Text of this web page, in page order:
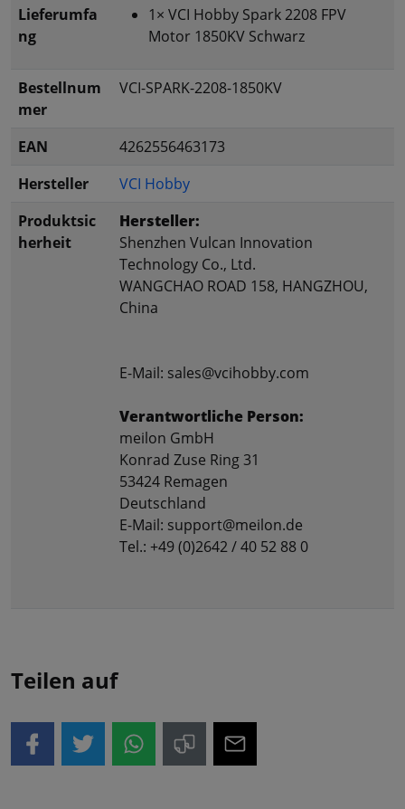
Lieferumfa
ng
1× VCI Hobby Spark 2208 FPV
Motor 1850KV Schwarz
Bestellnum
mer
VCI-SPARK-2208-1850KV
EAN
4262556463173
Hersteller
VCI Hobby
Produktsic
herheit
Hersteller:
Shenzhen Vulcan Innovation
Technology Co., Ltd.
WANGCHAO ROAD 158, HANGZHOU,
China
E-Mail: sales@vcihobby.com
Verantwortliche Person:
meilon GmbH
Konrad Zuse Ring 31
53424 Remagen
Deutschland
E-Mail: support@meilon.de
Tel.: +49 (0)2642 / 40 52 88 0
Teilen auf